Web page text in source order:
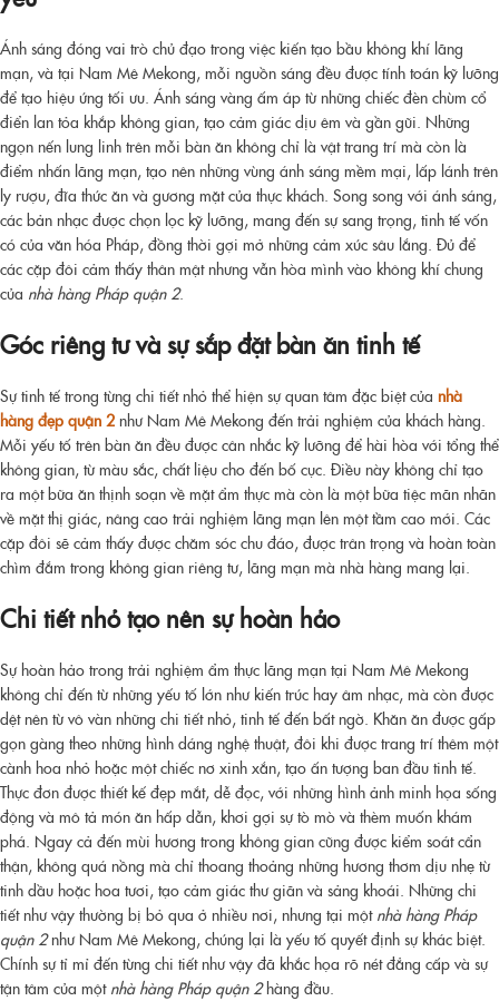
Ánh sáng đóng vai trò chủ đạo trong việc kiến tạo bầu không khí lãng
mạn, và tại Nam Mê Mekong, mỗi nguồn sáng đều được tính toán kỹ lưỡng
để tạo hiệu ứng tối ưu. Ánh sáng vàng ấm áp từ những chiếc đèn chùm cổ
điển lan tỏa khắp không gian, tạo cảm giác dịu êm và gần gũi. Những
ngọn nến lung linh trên mỗi bàn ăn không chỉ là vật trang trí mà còn là
điểm nhấn lãng mạn, tạo nên những vùng ánh sáng mềm mại, lấp lánh trên
ly rượu, đĩa thức ăn và gương mặt của thực khách. Song song với ánh sáng,
các bản nhạc được chọn lọc kỹ lưỡng, mang đến sự sang trọng, tinh tế vốn
có của văn hóa Pháp, đồng thời gợi mở những cảm xúc sâu lắng. Đủ để
các cặp đôi cảm thấy thân mật nhưng vẫn hòa mình vào không khí chung
của nhà hàng Pháp quận 2.
Góc riêng tư và sự sắp đặt bàn ăn tinh tế
Sự tinh tế trong từng chi tiết nhỏ thể hiện sự quan tâm đặc biệt của nhà
hàng đẹp quận 2 như Nam Mê Mekong đến trải nghiệm của khách hàng.
Mỗi yếu tố trên bàn ăn đều được cân nhắc kỹ lưỡng để hài hòa với tổng thể
không gian, từ màu sắc, chất liệu cho đến bố cục. Điều này không chỉ tạo
ra một bữa ăn thịnh soạn về mặt ẩm thực mà còn là một bữa tiệc mãn nhãn
về mặt thị giác, nâng cao trải nghiệm lãng mạn lên một tầm cao mới. Các
cặp đôi sẽ cảm thấy được chăm sóc chu đáo, được trân trọng và hoàn toàn
chìm đắm trong không gian riêng tư, lãng mạn mà nhà hàng mang lại.
Chi tiết nhỏ tạo nên sự hoàn hảo
Sự hoàn hảo trong trải nghiệm ẩm thực lãng mạn tại Nam Mê Mekong
không chỉ đến từ những yếu tố lớn như kiến trúc hay âm nhạc, mà còn được
dệt nên từ vô vàn những chi tiết nhỏ, tinh tế đến bất ngờ. Khăn ăn được gấp
gọn gàng theo những hình dáng nghệ thuật, đôi khi được trang trí thêm một
cành hoa nhỏ hoặc một chiếc nơ xinh xắn, tạo ấn tượng ban đầu tinh tế.
Thực đơn được thiết kế đẹp mắt, dễ đọc, với những hình ảnh minh họa sống
động và mô tả món ăn hấp dẫn, khơi gợi sự tò mò và thèm muốn khám
phá. Ngay cả đến mùi hương trong không gian cũng được kiểm soát cẩn
thận, không quá nồng mà chỉ thoang thoảng những hương thơm dịu nhẹ từ
tinh dầu hoặc hoa tươi, tạo cảm giác thư giãn và sảng khoái. Những chi
tiết như vậy thường bị bỏ qua ở nhiều nơi, nhưng tại một nhà hàng Pháp
quận 2như Nam Mê Mekong, chúng lại là yếu tố quyết định sự khác biệt.
Chính sự tỉ mỉ đến từng chi tiết như vậy đã khắc họa rõ nét đẳng cấp và sự
tận tâm của một nhà hàng Pháp quận 2hàng đầu.